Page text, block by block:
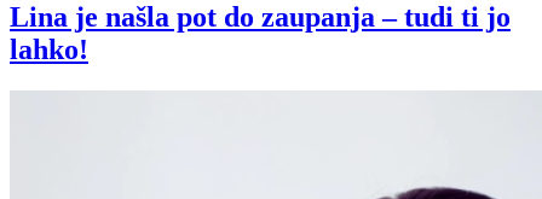
Lina je našla pot do zaupanja – tudi ti jo
lahko!